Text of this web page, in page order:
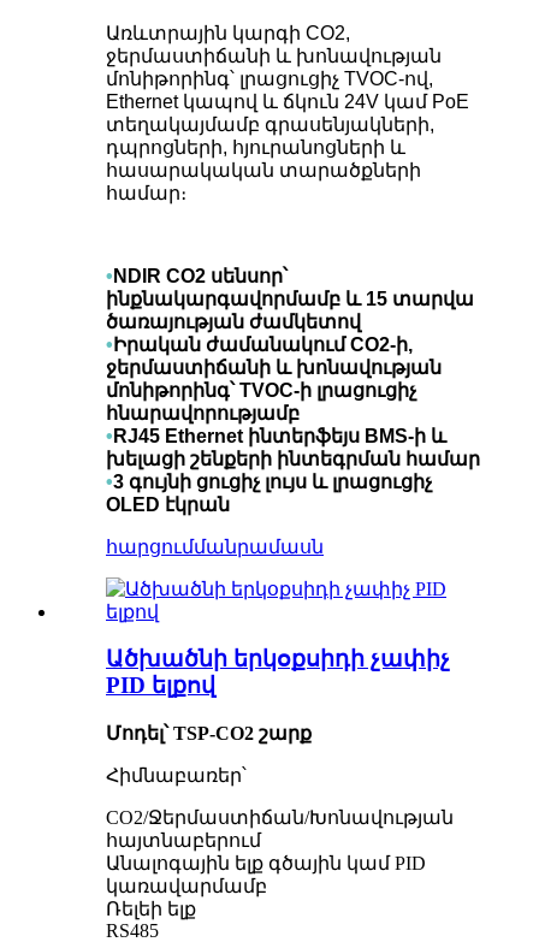
Առևտրային կարգի CO2,
ջերմաստիճանի և խոնավության
մոնիթորինգ՝ լրացուցիչ TVOC-ով,
Ethernet կապով և ճկուն 24V կամ PoE
տեղակայմամբ գրասենյակների,
դպրոցների, հյուրանոցների և
հասարակական տարածքների
համար։
• NDIR CO2 սենսոր՝
ինքնակարգավորմամբ և 15 տարվա
ծառայության ժամկետով
• Իրական ժամանակում CO2-ի,
ջերմաստիճանի և խոնավության
մոնիթորինգ՝ TVOC-ի լրացուցիչ
հնարավորությամբ
• RJ45 Ethernet ինտերֆեյս BMS-ի և
խելացի շենքերի ինտեգրման համար
•3 գույնի ցուցիչ լույս և լրացուցիչ
OLED էկրան
հարցումմանրամասն
Ածխածնի երկօքսիդի չափիչ
PID ելքով
Մոդել՝ TSP-CO2 շարք
Հիմնաբառեր՝
CO2/Ջերմաստիճան/Խոնավության
հայտնաբերում
Անալոգային ելք գծային կամ PID
կառավարմամբ
Ռելեի ելք
RS485